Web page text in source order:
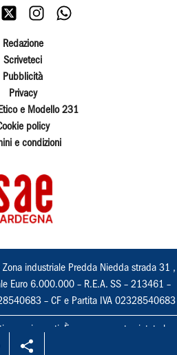
Redazione
Scriveteci
Pubblicità
Privacy
e Modello 231
policy
e condizioni
industriale Predda Niedda strada 31 ,
Euro 6.000.000 – R.E.A. SS – 213461 –
– CF e Partita IVA 02328540683
riservati. È espressamente vietata la
e l'adattamento totale o parziale.